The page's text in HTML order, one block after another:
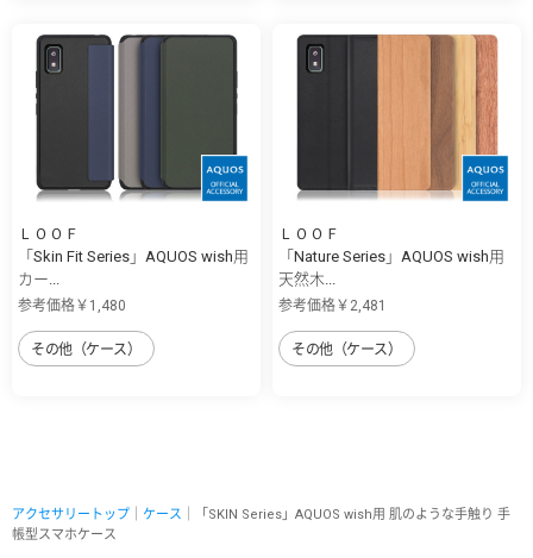
ＬＯＯＦ
「Skin Fit Series」AQUOS wish用
カー...
参考価格￥1,480
その他（ケース）
ＬＯＯＦ
「Nature Series」AQUOS wish用
天然木...
参考価格￥2,481
その他（ケース）
アクセサリートップ ケース ｜「SKIN Series」AQUOS wish用 肌のような手触り 手
帳型スマホケース